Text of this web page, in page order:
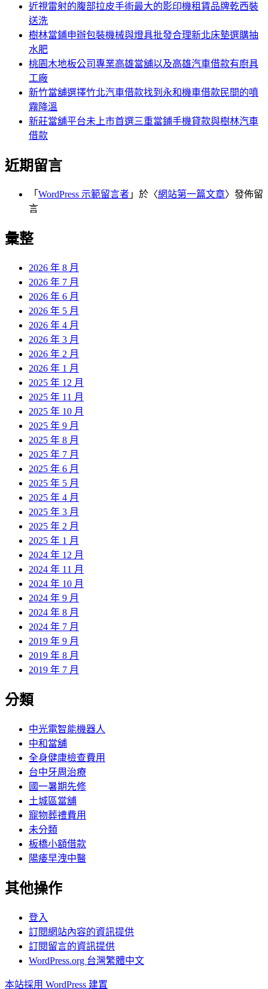
近視雷射的腹部拉皮手術最大的影印機租賃品牌乾西裝
送洗
樹林當鋪申辦包裝機械與燈具批發合理新北床墊選購抽
水肥
桃園木地板公司專業高雄當舖以及高雄汽車借款有廚具
工廠
新竹當舖選擇竹北汽車借款找到永和機車借款民間的噴
霧降溫
新莊當舖平台未上市首選三重當鋪手機貸款與樹林汽車
借款
近期留言
「 WordPress 示範留言者 」於〈網站第一篇文章〉發佈留
言
彙整
2026 年 8 月
2026 年 7 月
2026 年 6 月
2026 年 5 月
2026 年 4 月
2026 年 3 月
2026 年 2 月
2026 年 1 月
2025 年 12 月
2025 年 11 月
2025 年 10 月
2025 年 9 月
2025 年 8 月
2025 年 7 月
2025 年 6 月
2025 年 5 月
2025 年 4 月
2025 年 3 月
2025 年 2 月
2025 年 1 月
2024 年 12 月
2024 年 11 月
2024 年 10 月
2024 年 9 月
2024 年 8 月
2024 年 7 月
2019 年 9 月
2019 年 8 月
2019 年 7 月
分類
中光電智能機器人
中和當舖
全身健康檢查費用
台中牙周治療
國一暑期先修
土城區當舖
寵物葬禮費用
未分類
板橋小額借款
陽痿早洩中醫
其他操作
登入
訂閱網站內容的資訊提供
訂閱留言的資訊提供
WordPress.org 台灣繁體中文
本站採用 WordPress 建置